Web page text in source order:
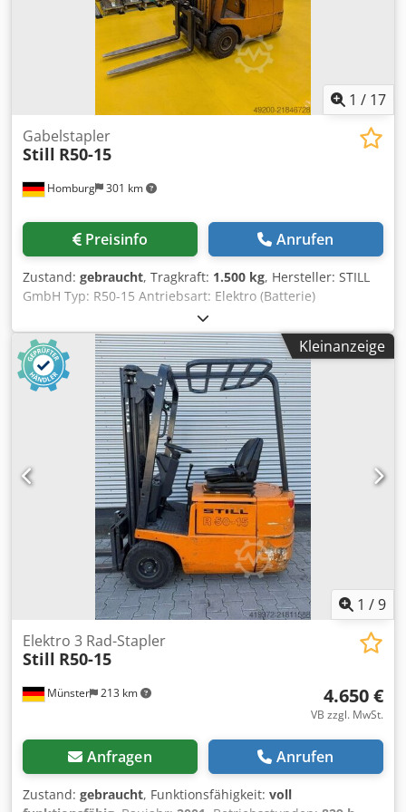
1 / 17
Homburg 301 km
Gabelstapler
Still R50-15
Preisinfo Anrufen
Zustand: gebraucht, Tragkraft: 1.500 kg, Hersteller: STILL
GmbH Typ: R50-15 Antriebsart: Elektro (Batterie)
Tragfähigkeit: 1500 kg Lastschwerpunkt: 500 mm Bauart:
Frontstapler, Gegengewichtsstapler Reifen: Vollgummi
oder Superelastik (industriegängig) Fahrmotor:
Elektromotor Dodpoy I A Akofx Ahreck Hubmotor:
Elektromotor Batteriespannung: 80 V Eigengewicht: 2605
kg Betriebsstunden: 51219 h
Kleinanzeige
1 /9
Münster 213 km
Elektro 3 Rad-Stapler
Still R50-15
4.650 €
VB zzgl. MwSt.
Anfragen Anrufen
Zustand: gebraucht, Funktionsfähigkeit: voll